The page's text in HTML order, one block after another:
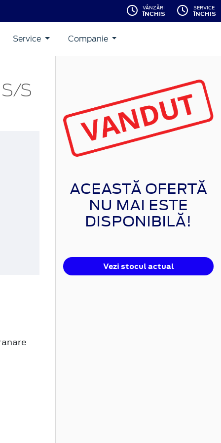
VÂNZĂRI
ÎNCHIS
SERVICE
ÎNCHIS
Service Companie
S/S
ACEASTĂ OFERTĂ
NU MAI ESTE
DISPONIBILĂ!
Vezi stocul actual